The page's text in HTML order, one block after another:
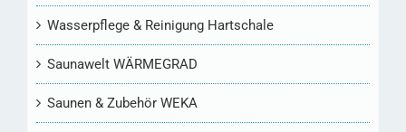
Wasserpflege & Reinigung Hartschale
Saunawelt WÄRMEGRAD
Saunen & Zubehör WEKA